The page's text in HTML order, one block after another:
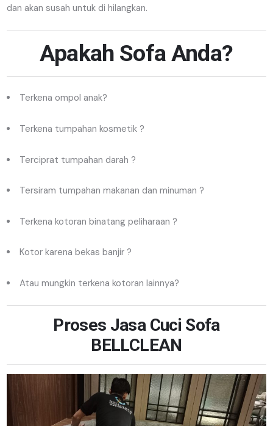
dan akan susah untuk di hilangkan.
Apakah Sofa Anda?
Terkena ompol anak?
Terkena tumpahan kosmetik ?
Terciprat tumpahan darah ?
Tersiram tumpahan makanan dan minuman ?
Terkena kotoran binatang peliharaan ?
Kotor karena bekas banjir ?
Atau mungkin terkena kotoran lainnya?
Proses Jasa Cuci Sofa
BELLCLEAN